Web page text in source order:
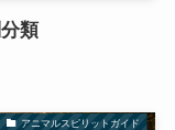
類
アニマルスピリットガイド